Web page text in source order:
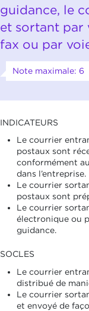
guidance, le
et sortant par
fax ou par
Note maximale: 6
INDICATEURS
Le courrier
postaux sont
conformément
dans l’entreprise.
Le courrier
postaux sont
Le courrier
électronique ou
guidance.
SOCLES
Le courrier
distribué de
Le courrier
et envoyé de